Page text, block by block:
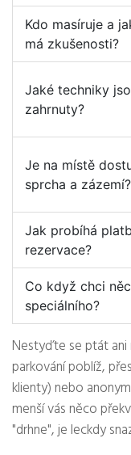
Kdo masíruje a
má zkušenosti?
Jaké techniky
zahrnuty?
Je na místě
sprcha a zázemí?
Jak probíhá
rezervace?
Co když chci
speciálního?
Nestyďte se ptát ani
parkování poblíž,
klienty) nebo
menší vás něco
"drhne", je leckdy